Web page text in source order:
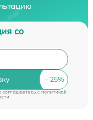
со
соглашаетесь cполитикой